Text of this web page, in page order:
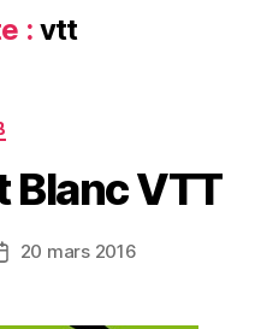
: vtt
Blanc VTT
20 mars 2016